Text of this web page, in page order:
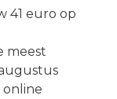
41 euro op
meest
online